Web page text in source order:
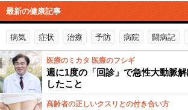
最新の健康記事
病気 症状 治療 予防 病院 闘病記
医療のミカタ 医療のフシギ
週に1度の「回診」で急性大動脈
したこと
高齢者の正しいクスリとの付き合い方